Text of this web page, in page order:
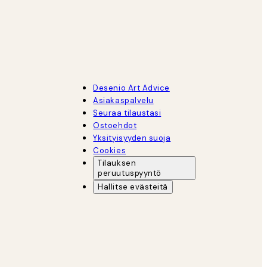
Desenio Art Advice
Asiakaspalvelu
Seuraa tilaustasi
Ostoehdot
Yksityisyyden suoja
Cookies
Tilauksen
peruutuspyyntö
Hallitse evästeitä